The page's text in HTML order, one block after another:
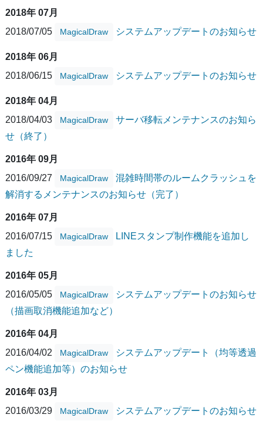
2018年 07月
2018/07/05
MagicalDraw システムアップデートのお知らせ
2018年 06月
2018/06/15
MagicalDraw システムアップデートのお知らせ
2018年 04月
2018/04/03
MagicalDraw
サーバ移転メンテナンスのお知ら
せ（終了）
2016年 09月
2016/09/27
MagicalDraw
混雑時間帯のルームクラッシュを
解消するメンテナンスのお知らせ（完了）
2016年 07月
2016/07/15
MagicalDraw
LINEスタンプ制作機能を追加し
ました
2016年 05月
2016/05/05
MagicalDraw
システムアップデートのお知らせ
（描画取消機能追加など）
2016年 04月
2016/04/02
MagicalDraw
システムアップデート（均等透過
ペン機能追加等）のお知らせ
2016年 03月
2016/03/29
MagicalDraw システムアップデートのお知らせ